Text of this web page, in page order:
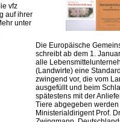
vfz
auf ihrer
unter
Die Europäische
schreibt ab dem 1.
alle
(Landwirte) eine
zwingend vor, die vom
ausgefüllt und beim
spätestens mit der
Tiere abgegeben werden
Ministerialdirigent Prof.